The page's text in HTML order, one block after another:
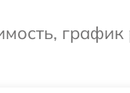
график